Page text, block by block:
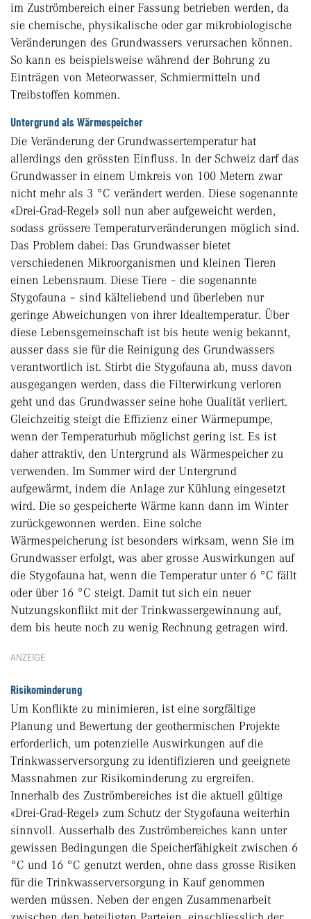
im Zuströmbereich einer Fassung betrieben werden, da
sie chemische, physikalische oder gar mikrobiologische
Veränderungen des Grundwassers verursachen können.
So kann es beispielsweise während der Bohrung zu
Einträgen von Meteorwasser, Schmiermitteln und
Treibstoffen kommen.
Untergrund als Wärmespeicher
Die Veränderung der Grundwassertemperatur hat
allerdings den grössten Einfluss. In der Schweiz darf das
Grundwasser in einem Umkreis von 100 Metern zwar
nicht mehr als 3 °C verändert werden. Diese sogenannte
«Drei-Grad-Regel» soll nun aber aufgeweicht werden,
sodass grössere Temperaturveränderungen möglich sind.
Das Problem dabei: Das Grundwasser bietet
verschiedenen Mikroorganismen und kleinen Tieren
einen Lebensraum. Diese Tiere – die sogenannte
Stygofauna – sind kälteliebend und überleben nur
geringe Abweichungen von ihrer Idealtemperatur. Über
diese Lebensgemeinschaft ist bis heute wenig bekannt,
ausser dass sie für die Reinigung des Grundwassers
verantwortlich ist. Stirbt die Stygofauna ab, muss davon
ausgegangen werden, dass die Filterwirkung verloren
geht und das Grundwasser seine hohe Qualität verliert.
Gleichzeitig steigt die Effizienz einer Wärmepumpe,
wenn der Temperaturhub möglichst gering ist. Es ist
daher attraktiv, den Untergrund als Wärmespeicher zu
verwenden. Im Sommer wird der Untergrund
aufgewärmt, indem die Anlage zur Kühlung eingesetzt
wird. Die so gespeicherte Wärme kann dann im Winter
zurückgewonnen werden. Eine solche
Wärmespeicherung ist besonders wirksam, wenn Sie im
Grundwasser erfolgt, was aber grosse Auswirkungen auf
die Stygofauna hat, wenn die Temperatur unter 6 °C fällt
oder über 16 °C steigt. Damit tut sich ein neuer
Nutzungskonflikt mit der Trinkwassergewinnung auf,
dem bis heute noch zu wenig Rechnung getragen wird.
ANZEIGE
Risikominderung
Um Konflikte zu minimieren, ist eine sorgfältige
Planung und Bewertung der geothermischen Projekte
erforderlich, um potenzielle Auswirkungen auf die
Trinkwasserversorgung zu identifizieren und geeignete
Massnahmen zur Risikominderung zu ergreifen.
Innerhalb des Zuströmbereiches ist die aktuell gültige
«Drei-Grad-Regel» zum Schutz der Stygofauna weiterhin
sinnvoll. Ausserhalb des Zuströmbereiches kann unter
gewissen Bedingungen die Speicherfähigkeit zwischen 6
°C und 16 °C genutzt werden, ohne dass grosse Risiken
für die Trinkwasserversorgung in Kauf genommen
werden müssen. Neben der engen Zusammenarbeit